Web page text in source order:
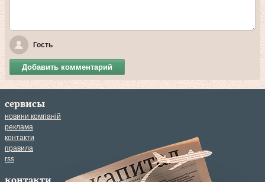
Гость
Добавить комментарий
сервисы
новини компаній
реклама
контакти
правила
rss